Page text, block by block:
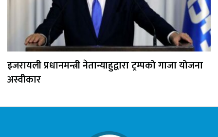
इजरायली प्रधानमन्त्री नेतान्याहुद्वारा ट्रम्पको गाजा योजना
अस्वीकार